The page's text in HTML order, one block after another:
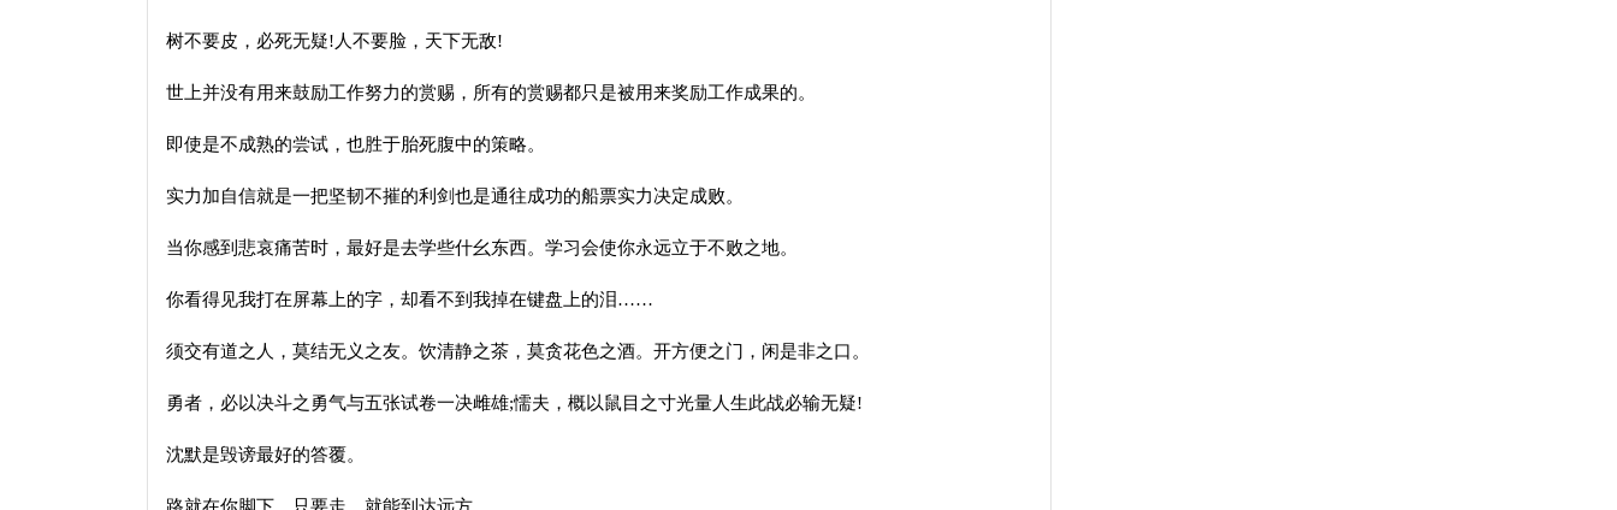
树不要皮，必死无疑!人不要脸，天下无敌!
世上并没有用来鼓励工作努力的赏赐，所有的赏赐都只是被用来奖励工作成果的。
即使是不成熟的尝试，也胜于胎死腹中的策略。
实力加自信就是一把坚韧不摧的利剑也是通往成功的船票实力决定成败。
当你感到悲哀痛苦时，最好是去学些什幺东西。学习会使你永远立于不败之地。
你看得见我打在屏幕上的字，却看不到我掉在键盘上的泪……
须交有道之人，莫结无义之友。饮清静之茶，莫贪花色之酒。开方便之门，闲是非之口。
勇者，必以决斗之勇气与五张试卷一决雌雄;懦夫，概以鼠目之寸光量人生此战必输无疑!
沈默是毁谤最好的答覆。